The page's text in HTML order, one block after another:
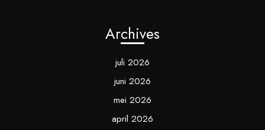
Archives
juli 2026
juni 2026
mei 2026
april 2026